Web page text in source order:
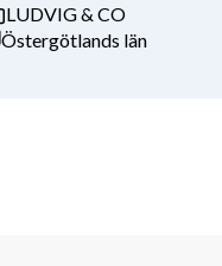
LUDVIG & CO
Östergötlands län